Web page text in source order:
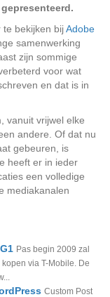
te bekijken bijAdobe
samenwerking
zijn sommige
voor wat
en dat is in
vanuit vrijwel elke
andere. Of dat nu
gebeuren, is
heeft er in ieder
een volledige
mediakanalen
Pas begin 2009 zal
via T-Mobile. De
Custom Post